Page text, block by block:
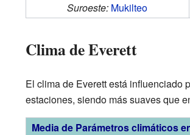
Suroeste: Mukilteo
Clima de Everett
El clima de Everett está influenciado
estaciones, siendo más suaves que
Media de Parámetros climáticos